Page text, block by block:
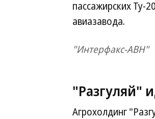
пассажирских Ту-
авиазавода.
"Интерфакс-АВН"
"Разгуляй"
Агрохолдинг